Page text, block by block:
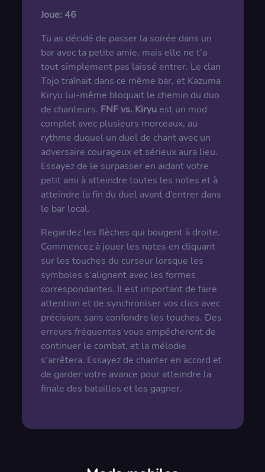
Joue: 46
Tu as décidé de passer la soirée dans un
bar avec ta petite amie, mais elle ne t’a
tout simplement pas laissé entrer. Le clan
Tojo traînait dans ce même bar, et Kazuma
Kiryu lui-même bloquait le chemin du duo
de chanteurs. FNF vs. Kiryuest un mod
complet avec plusieurs morceaux, au
rythme duquel un duel de chant avec un
adversaire courageux et sérieux aura lieu.
Essayez de le surpasser en aidant votre
petit ami à atteindre toutes les notes et à
atteindre la fin du duel avant d’entrer dans
le bar local.
Regardez les flèches qui bougent à droite.
Commencez à jouer les notes en cliquant
sur les touches du curseur lorsque les
symboles s’alignent avec les formes
correspondantes. Il est important de faire
attention et de synchroniser vos clics avec
précision, sans confondre les touches. Des
erreurs fréquentes vous empêcheront de
continuer le combat, et la mélodie
s’arrêtera. Essayez de chanter en accord et
de garder votre avance pour atteindre la
finale des batailles et les gagner.